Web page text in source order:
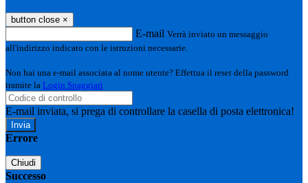
button close ×
E-mail Verrà inviato un messaggio
all'indirizzo indicato con le istruzioni necessarie.
Non hai una e-mail associata al nome utente? Effettua il reset della password
tramite la Login Spaggiari
E-mail inviata, si prega di controllare la casella di posta elettronica!
Errore
Chiudi
Successo